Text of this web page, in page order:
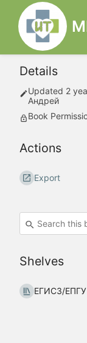
Details
Updated 2
Андрей
Book
Actions
Export
Shelves
ЕГИСЗ/ЕПГУ